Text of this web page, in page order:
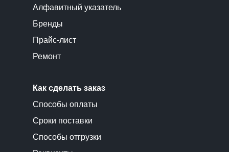
Алфавитный указатель
Бренды
Прайс-лист
Ремонт
Как сделать заказ
Способы оплаты
Сроки поставки
Способы отгрузки